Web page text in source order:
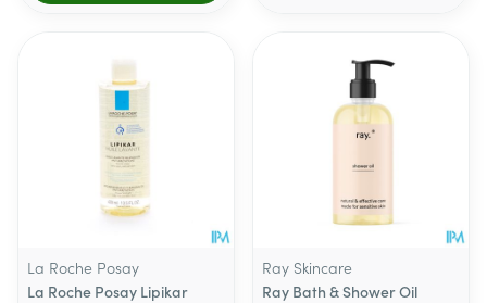
La Roche Posay
La Roche Posay Lipikar
Ray Skincare
Ray Bath & Shower Oil